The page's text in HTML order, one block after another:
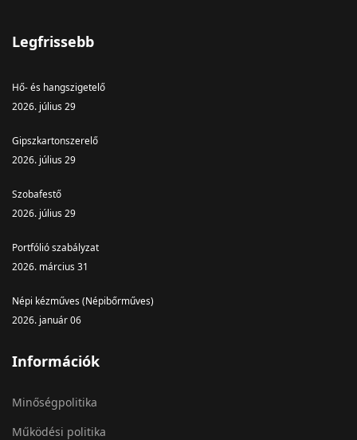
Legfrissebb
Hő- és hangszigetelő
2026. július 29
Gipszkartonszerelő
2026. július 29
Szobafestő
2026. július 29
Portfólió szabályzat
2026. március 31
Népi kézműves (Népibőrműves)
2026. január 06
Információk
Minőségpolitika
Működési politika